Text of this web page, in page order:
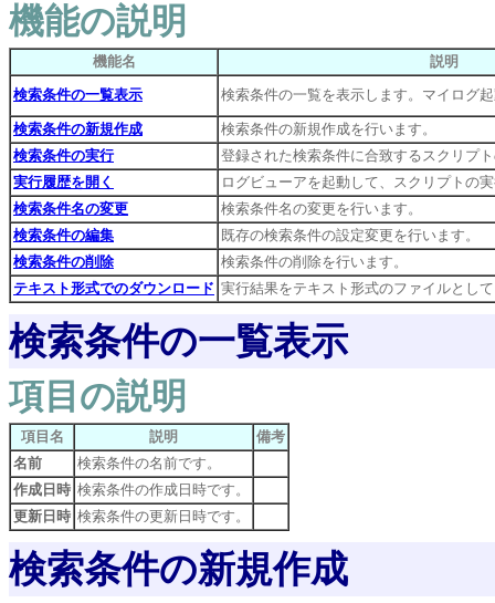
機能の説明
機能名
説明
検索条件の一覧表示
検索条件の一覧を表示します。マイログ
検索条件の新規作成
検索条件の新規作成を行います。
検索条件の実行
登録された検索条件に合致するスクリプ
実行履歴を開く
ログビューアを起動して、スクリプトの
検索条件名の変更
検索条件名の変更を行います。
検索条件の編集
既存の検索条件の設定変更を行います。
検索条件の削除
検索条件の削除を行います。
テキスト形式でのダウンロード 実行結果をテキスト形式のファイルとし
検索条件の一覧表示
項目の説明
項目名 説明
備考
名前
検索条件の名前です。
作成日時 検索条件の作成日時です。
更新日時 検索条件の更新日時です。
検索条件の新規作成